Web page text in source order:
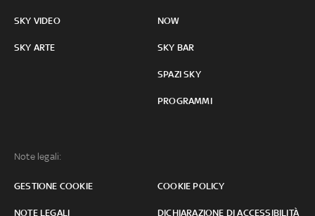
SKY VIDEO
SKY ARTE
NOW
SKY BAR
SPAZI SKY
PROGRAMMI
Note legali:
GESTIONE COOKIE COOKIE POLICY
NOTE LEGALI DICHIARAZIONE DI ACCESSIBILITÀ